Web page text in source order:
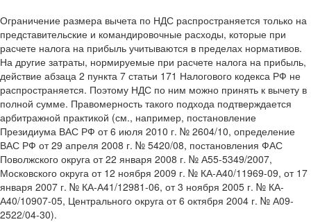
Ограничение размера вычета по НДС распространяется только на
представительские и командировочные расходы, которые при
расчете налога на прибыль учитываются в пределах нормативов.
На другие затраты, нормируемые при расчете налога на прибыль,
действие абзаца 2 пункта 7 статьи 171 Налогового кодекса РФ не
распространяется. Поэтому НДС по ним можно принять к вычету в
полной сумме. Правомерность такого подхода подтверждается
арбитражной практикой (см., например, постановление
Президиума ВАС РФ от 6 июля 2010 г. № 2604/10, определение
ВАС РФ от 29 апреля 2008 г. № 5420/08, постановления ФАС
Поволжского округа от 22 января 2008 г. № А55-5349/2007,
Московского округа от 12 ноября 2009 г. № КА-А40/11969-09, от 17
января 2007 г. № КА-А41/12981-06, от 3 ноября 2005 г. № КА-
А40/10907-05, Центрального округа от 6 октября 2004 г. № А09-
2522/04-30).